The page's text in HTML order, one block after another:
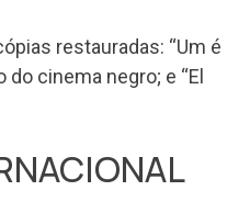
restauradas: “Um é
do cinema negro; e “El